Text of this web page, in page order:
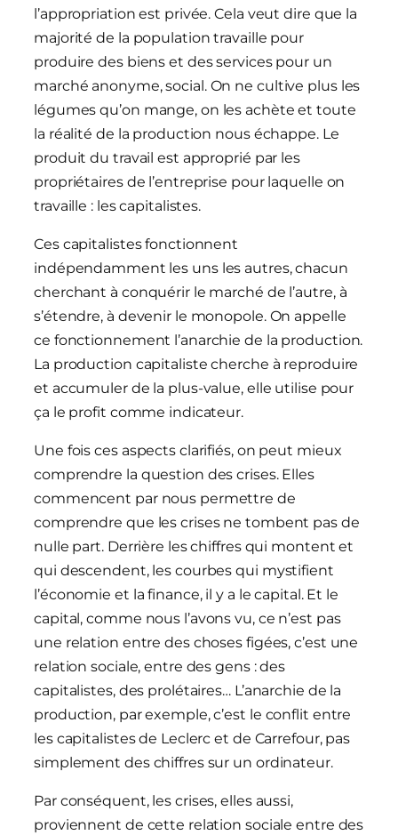
l’appropriation est privée. Cela veut dire que la
majorité de la population travaille pour
produire des biens et des services pour un
marché anonyme, social. On ne cultive plus les
légumes qu’on mange, on les achète et toute
la réalité de la production nous échappe. Le
produit du travail est approprié par les
propriétaires de l’entreprise pour laquelle on
travaille : les capitalistes.
Ces capitalistes fonctionnent
indépendamment les uns les autres, chacun
cherchant à conquérir le marché de l’autre, à
s’étendre, à devenir le monopole. On appelle
ce fonctionnement l’anarchie de la production.
La production capitaliste cherche à reproduire
et accumuler de la plus-value, elle utilise pour
ça le profit comme indicateur.
Une fois ces aspects clarifiés, on peut mieux
comprendre la question des crises. Elles
commencent par nous permettre de
comprendre que les crises ne tombent pas de
nulle part. Derrière les chiffres qui montent et
qui descendent, les courbes qui mystifient
l’économie et la finance, il y a le capital. Et le
capital, comme nous l’avons vu, ce n’est pas
une relation entre des choses figées, c’est une
relation sociale, entre des gens : des
capitalistes, des prolétaires… L’anarchie de la
production, par exemple, c’est le conflit entre
les capitalistes de Leclerc et de Carrefour, pas
simplement des chiffres sur un ordinateur.
Par conséquent, les crises, elles aussi,
proviennent de cette relation sociale entre des